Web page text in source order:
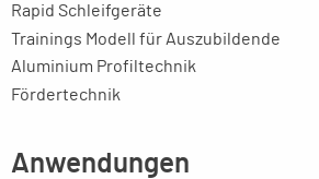
Rapid Schleifgeräte
Trainings Modell für Auszubildende
Aluminium Profiltechnik
Fördertechnik
Anwendungen